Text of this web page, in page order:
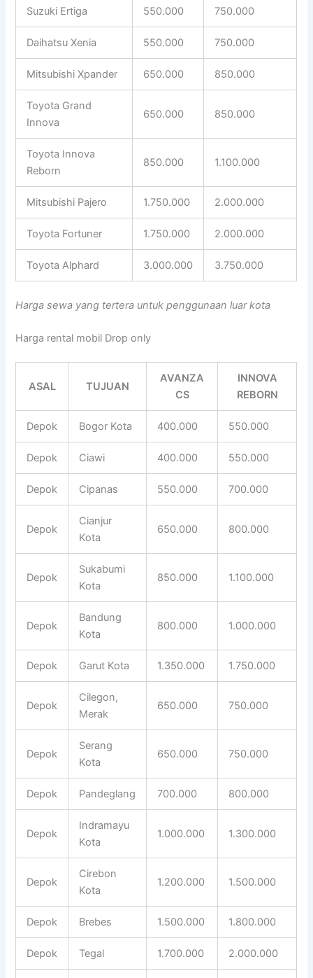
Suzuki Ertiga 550.000 750.000
Daihatsu Xenia 550.000 750.000
Mitsubishi Xpander 650.000 850.000
Toyota Grand
Innova
650.000 850.000
Toyota Innova
Reborn
850.000 1.100.000
Mitsubishi Pajero 1.750.000 2.000.000
Toyota Fortuner 1.750.000 2.000.000
Toyota Alphard 3.000.000 3.750.000
Harga sewa yang tertera untuk penggunaan luar kota
Harga rental mobil Drop only
ASAL TUJUAN
AVANZA
CS
INNOVA
REBORN
Depok Bogor Kota 400.000 550.000
Depok Ciawi 400.000 550.000
Depok Cipanas 550.000 700.000
Depok
Cianjur
Kota
650.000 800.000
Depok
Sukabumi
Kota
850.000 1.100.000
Depok
Bandung
Kota
800.000 1.000.000
Depok Garut Kota 1.350.000 1.750.000
Depok
Cilegon,
Merak
650.000 750.000
Depok
Serang
Kota
650.000 750.000
Depok Pandeglang 700.000 800.000
Depok
Indramayu
Kota
1.000.000 1.300.000
Depok
Cirebon
Kota
1.200.000 1.500.000
Depok Brebes 1.500.000 1.800.000
Depok Tegal 1.700.000 2.000.000